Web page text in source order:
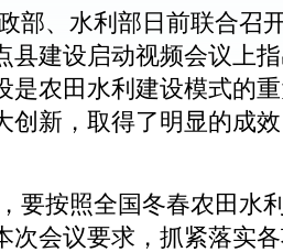
部、水利部日前联合召
县建设启动视频会议上
是农田水利建设模式的
创新，取得了明显的成
要按照全国冬春农田水
次会议要求，抓紧落实